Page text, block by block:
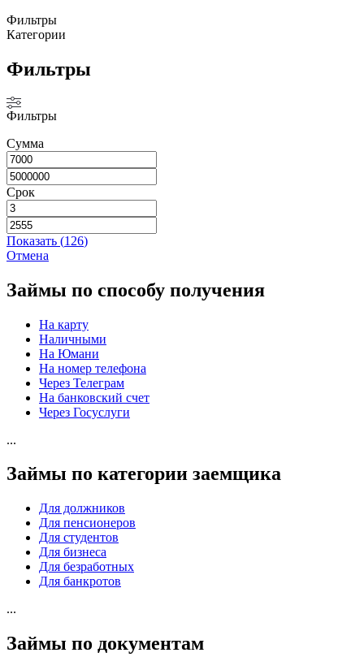
Фильтры
Категории
Фильтры
Фильтры
Сумма
Срок
Показать (126)
Отмена
Займы по способу получения
На карту
Наличными
На Юмани
На номер телефона
Через Телеграм
На банковский счет
Через Госуслуги
...
Займы по категории заемщика
Для должников
Для пенсионеров
Для студентов
Для бизнеса
Для безработных
Для банкротов
...
Займы по документам